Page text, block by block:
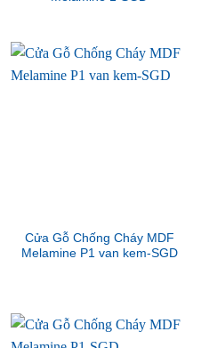
Cửa Gỗ Chống Cháy MDF
Melamine P1 van kem-SGD